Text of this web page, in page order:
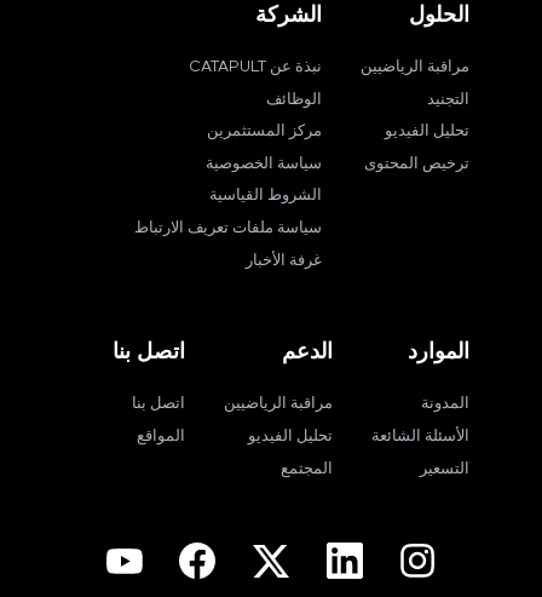
الحلول
مراقبة الرياضيين
التجنيد
تحليل الفيديو
ترخيص المحتوى
الشركة
نبذة عن CATAPULT
الوظائف
مركز المستثمرين
سياسة الخصوصية
الشروط القياسية
سياسة ملفات تعريف الارتباط
غرفة الأخبار
الموارد
المدونة
الأسئلة الشائعة
التسعير
الدعم
مراقبة الرياضيين
تحليل الفيديو
المجتمع
اتصل بنا
اتصل بنا
المواقع